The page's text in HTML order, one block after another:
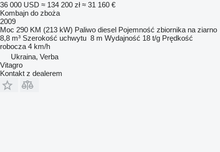
36 000 USD ≈ 134 200 zł ≈ 31 160 €
Kombajn do zboża
2009
Moc 290 KM (213 kW) Paliwo diesel Pojemność zbiornika na ziarno
8,8 m³ Szerokość uchwytu 8 m Wydajność 18 t/g Prędkość
robocza 4 km/h
Ukraina, Verba
Vitagro
Kontakt z dealerem